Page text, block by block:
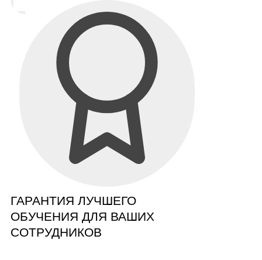
ГАРАНТИЯ ЛУЧШЕГО
ОБУЧЕНИЯ ДЛЯ ВАШИХ
СОТРУДНИКОВ